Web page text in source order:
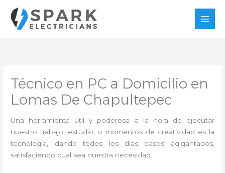
contenido
Técnico en PC a Domicilio en
Lomas De Chapultepec
Una herramienta útil y poderosa a la hora de ejecutar
nuestro trabajo, estudio, o momentos de creatividad es la
tecnología, dando todos los días pasos agigantados,
satisfaciendo cual sea nuestra necesidad.